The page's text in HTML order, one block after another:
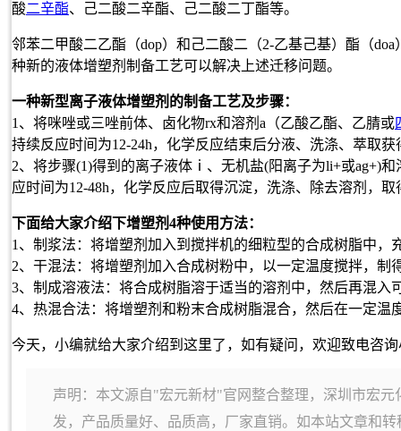
酸二辛酯、己二酸二辛酯、己二酸二丁酯等。
邻苯二甲酸二乙酯（dop）和己二酸二（2-乙基己基）酯（
种新的液体增塑剂制备工艺可以解决上述迁移问题。
一种新型离子液体增塑剂的制备工艺及步骤：
1、将咪唑或三唑前体、卤化物rx和溶剂a（乙酸乙酯、乙腈或
持续反应时间为12-24h，化学反应结束后分液、洗涤、萃取
2、将步骤(1)得到的离子液体ⅰ、无机盐(阳离子为li+或ag+)
应时间为12-48h，化学反应后取得沉淀，洗涤、除去溶剂，
下面给大家介绍下增塑剂4种使用方法：
1、制浆法：将增塑剂加入到搅拌机的细粒型的合成树脂中，
2、干混法：将增塑剂加入合成树粉中，以一定温度搅拌，
3、制成溶液法：将合成树脂溶于适当的溶剂中，然后再混
4、热混合法：将增塑剂和粉末合成树脂混合，然后在一定温
今天，小编就给大家介绍到这里了，如有疑问，欢迎致电咨
声明：本文源自"宏元新材"官网整合整理，深圳市宏
发，产品质量好、品质高，厂家直销。如本站文章和